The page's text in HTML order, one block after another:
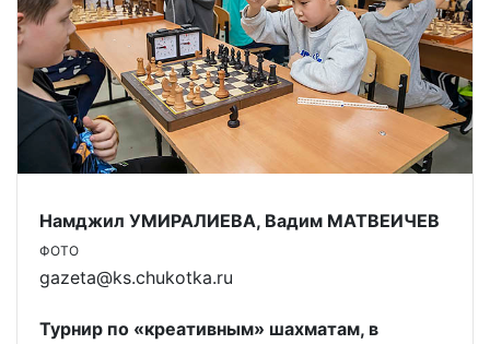
Намджил УМИРАЛИЕВА, Вадим МАТВЕИЧЕВ
ФОТО
gazeta@ks.chukotka.ru
Турнир по «креативным» шахматам, в